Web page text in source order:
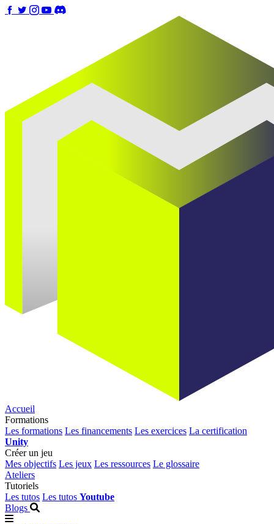
Accueil
Formations
Les formations Les financements Les exercices La certification
Unity
Créer un jeu
Mes objectifs Les jeux Les ressources Le glossaire
Ateliers
Tutoriels
Les tutos Les tutos Youtube
Blogs